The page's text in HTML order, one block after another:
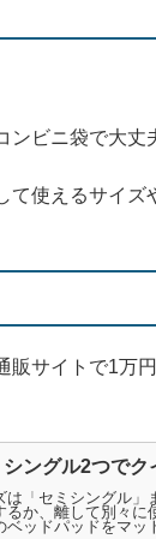
ビニ袋で大丈
使えるサイ
サイトで1万
ングル2つで
「セミシングル
か、離して別々に
ッドパッドをマッ